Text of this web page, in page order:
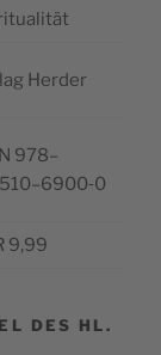
Herder
978–
9,99
DES HL.